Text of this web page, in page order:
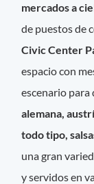
mercados a
de puestos de
Civic Center
espacio con
escenario
alemana,
todo tipo,
una gran
y servidos en